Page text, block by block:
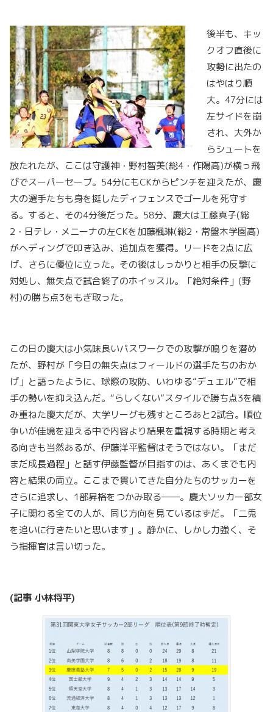
後半も、キッ
クオフ直後に
攻勢に出たの
はやはり順
大。47分には
左サイドを崩
され、大外か
らシュートを
放たれたが、ここは守護神・野村智美(総4・作陽高)が横っ飛
びでスーパーセーブ。54分にもCKからピンチを迎えたが、慶
大の選手たちも身を挺したディフェンスでゴールを死守す
る。すると、その4分後だった。58分、慶大は工藤真子(総
2・日テレ・メニーナの左CKを加藤楓琳(総2・常盤木学園高)
がヘディングで叩き込み、追加点を獲得。リードを2点に広
げ、さらに優位に立った。その後はしっかりと相手の反撃に
対処し、無失点で試合終了のホイッスル。「絶対条件」(野
村)の勝ち点3をもぎ取った。
この日の慶大は小気味良いパスワークでの攻撃が鳴りを潜め
たが、野村が「今日の無失点はフィールドの選手たちのおか
げ」と語ったように、球際の攻防、いわゆる“デュエル”で相
手の勢いを抑え込んだ。“らしくない”スタイルで勝ち点3を積
み重ねた慶大だが、大学リーグも残すところあと2試合。順位
争いが佳境を迎える中で内容より結果を重視する時期と考え
る向きも当然あるが、伊藤洋平監督はそうではない。「まだ
まだ成長過程」と話す伊藤監督が目指すのは、あくまでも内
容と結果の両立。ここまで貫いてきた自分たちのサッカーを
さらに追求し、1部昇格をつかみ取る――。慶大ソッカー部女
子に関わる全ての人が、同じ方向を見ているはずだ。「二兎
を追いに行きたいと思います」。静かに、しかし力強く、そ
う指揮官は言い切った。
(記事 小林将平)